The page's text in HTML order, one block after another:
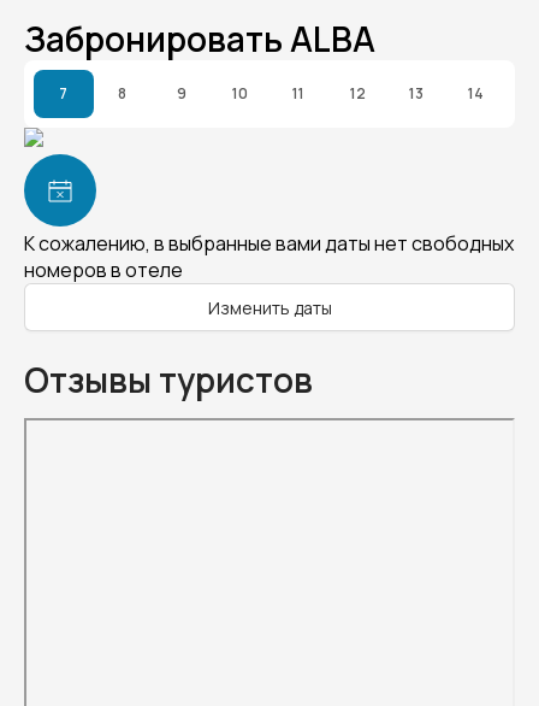
Забронировать ALBA
7 8 9 10 11 12 13 14
К сожалению, в выбранные вами даты нет свободных
номеров в отеле
Изменить даты
Отзывы туристов